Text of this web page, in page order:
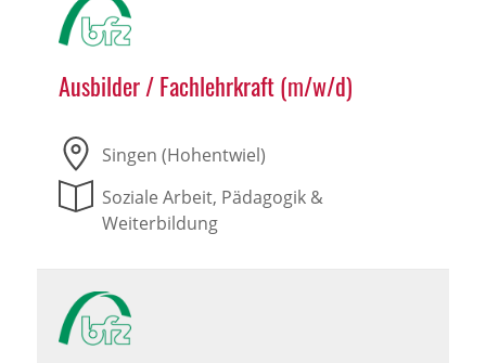
Ausbilder / Fachlehrkraft (m/w/d)
Singen (Hohentwiel)
Soziale Arbeit, Pädagogik &
Weiterbildung